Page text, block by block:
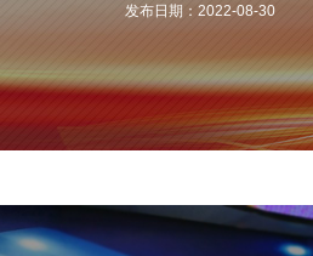
发布日期：2022-08-30